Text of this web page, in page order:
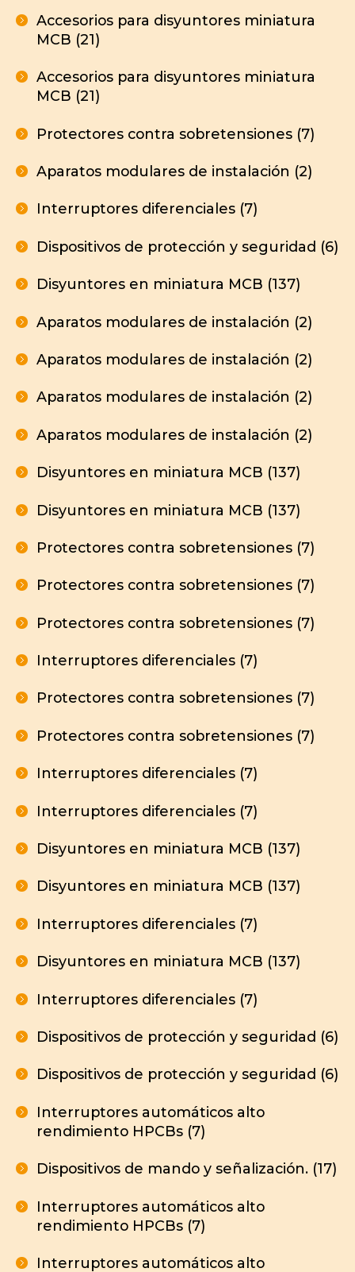
Accesorios para disyuntores miniatura
MCB (21)
Accesorios para disyuntores miniatura
MCB (21)
Protectores contra sobretensiones (7)
Aparatos modulares de instalación (2)
Interruptores diferenciales (7)
Dispositivos de protección y seguridad (6)
Disyuntores en miniatura MCB (137)
Aparatos modulares de instalación (2)
Aparatos modulares de instalación (2)
Aparatos modulares de instalación (2)
Aparatos modulares de instalación (2)
Disyuntores en miniatura MCB (137)
Disyuntores en miniatura MCB (137)
Protectores contra sobretensiones (7)
Protectores contra sobretensiones (7)
Protectores contra sobretensiones (7)
Interruptores diferenciales (7)
Protectores contra sobretensiones (7)
Protectores contra sobretensiones (7)
Interruptores diferenciales (7)
Interruptores diferenciales (7)
Disyuntores en miniatura MCB (137)
Disyuntores en miniatura MCB (137)
Interruptores diferenciales (7)
Disyuntores en miniatura MCB (137)
Interruptores diferenciales (7)
Dispositivos de protección y seguridad (6)
Dispositivos de protección y seguridad (6)
Interruptores automáticos alto
rendimiento HPCBs (7)
Dispositivos de mando y señalización. (17)
Interruptores automáticos alto
rendimiento HPCBs (7)
Interruptores automáticos alto